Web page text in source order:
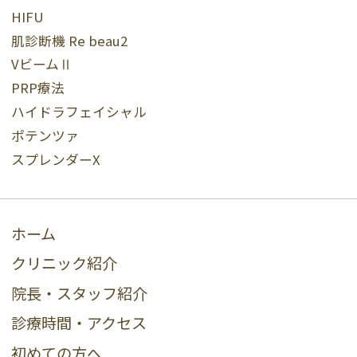
HIFU
肌診断機 Re beau2
VビームⅡ
PRP療法
ハイドラフェイシャル
ポテンツァ
スプレンダーX
ホーム
クリニック紹介
院長・スタッフ紹介
診療時間・アクセス